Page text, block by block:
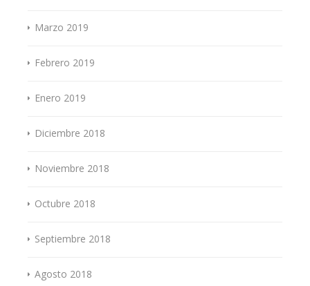
Marzo 2019
Febrero 2019
Enero 2019
Diciembre 2018
Noviembre 2018
Octubre 2018
Septiembre 2018
Agosto 2018